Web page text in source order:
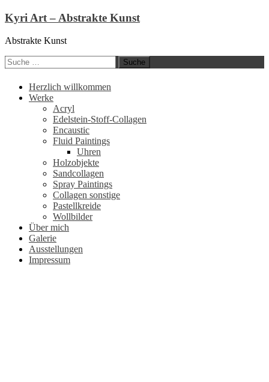
Kyri Art – Abstrakte Kunst
Abstrakte Kunst
Suche
nach:
Zum
Inhalt
Herzlich willkommen
Werke
Acryl
Edelstein-Stoff-Collagen
Encaustic
Fluid Paintings
Uhren
Holzobjekte
Sandcollagen
Spray Paintings
Collagen sonstige
Pastellkreide
Wollbilder
Über mich
Galerie
Ausstellungen
Impressum